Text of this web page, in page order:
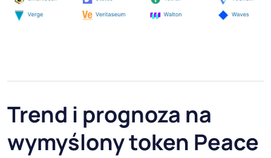
Trend i prognoza na
wymyślony token Peace